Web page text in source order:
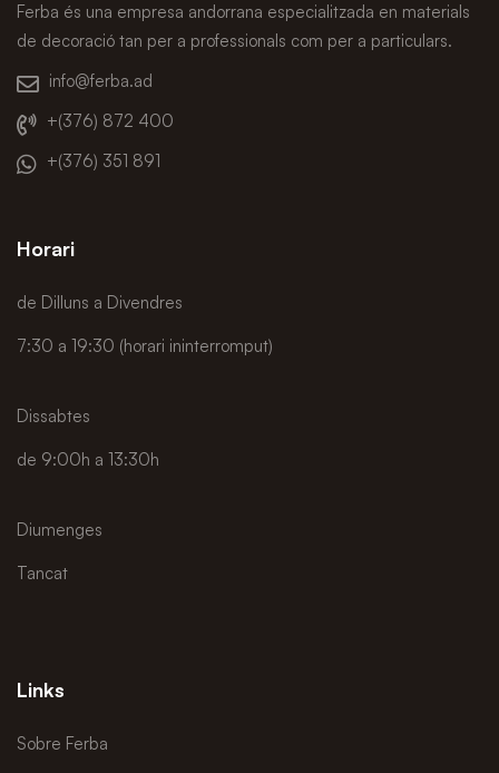
Ferba és una empresa andorrana especialitzada en materials
de decoració tan per a professionals com per a particulars.
info@ferba.ad
+(376) 872 400
+(376) 351 891
Horari
de Dilluns a Divendres
7:30 a 19:30 (horari ininterromput)
Dissabtes
de 9:00h a 13:30h
Diumenges
Tancat
Links
Sobre Ferba